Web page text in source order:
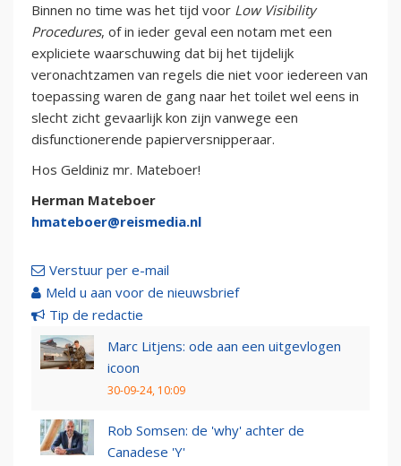
Binnen no time was het tijd voor Low Visibility
Procedures, of in ieder geval een notam met een
expliciete waarschuwing dat bij het tijdelijk
veronachtzamen van regels die niet voor iedereen van
toepassing waren de gang naar het toilet wel eens in
slecht zicht gevaarlijk kon zijn vanwege een
disfunctionerende papierversnipperaar.
Hos Geldiniz mr. Mateboer!
Herman Mateboer
hmateboer@reismedia.nl
Verstuur per e-mail
Meld u aan voor de nieuwsbrief
Tip de redactie
Marc Litjens: ode aan een uitgevlogen
icoon
30-09-24, 10:09
Rob Somsen: de 'why' achter de
Canadese 'Y'